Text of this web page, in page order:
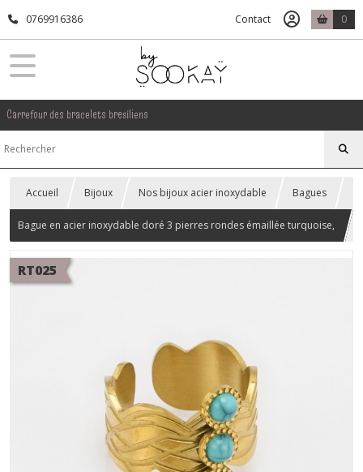
0769916386 Contact 0
Carrefour des bracelets bresiliens
Accueil Bijoux Nos bijoux acier inoxydable Bagues
Bague en acier inoxydable doré 3 pierres rondes émaillée turquoise,
réglable
RT025